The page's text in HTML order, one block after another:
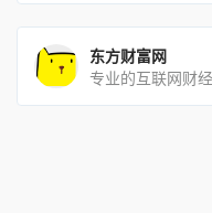
东方财富网
专业的互联网财